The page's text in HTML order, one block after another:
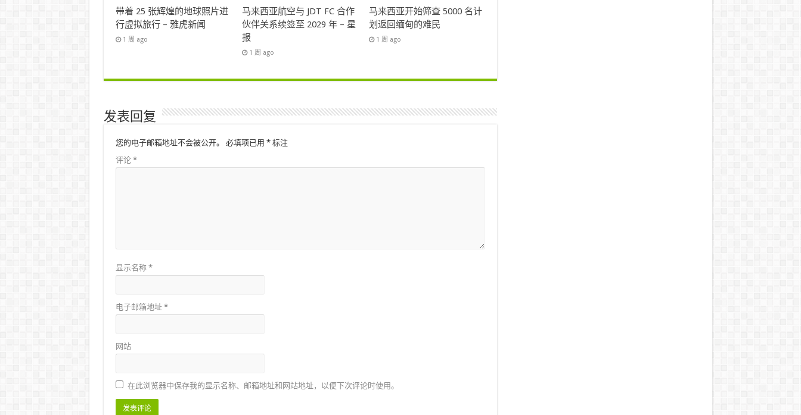
带着 25 张辉煌的地球照片进
行虚拟旅行 – 雅虎新闻
1 周 ago
马来西亚航空与 JDT FC 合作
伙伴关系续签至 2029 年 – 星
报
1 周 ago
马来西亚开始筛查 5000 名计
划返回缅甸的难民
1 周 ago
发表回复
您的电子邮箱地址不会被公开。 必填项已用 *标注
评论 *
显示名称 *
电子邮箱地址 *
网站
在此浏览器中保存我的显示名称、邮箱地址和网站地址，以便下次评论时使用。